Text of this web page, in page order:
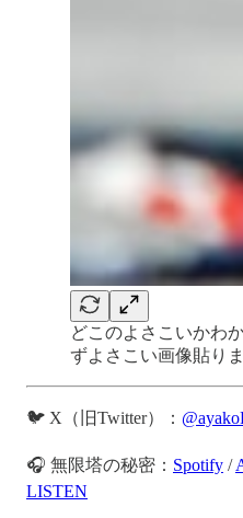
どこのよさこいかわ
ずよさこい画像貼り
🐦 X（旧Twitter）：
🎧 無限塔の秘密： Spotify /
LISTEN